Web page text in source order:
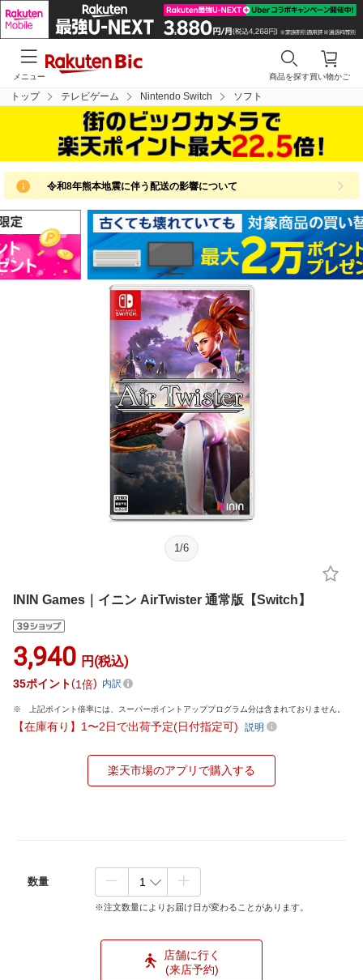
買い物かご
商品を探す
メニュー
トップ テレビゲーム Nintendo Switch ソフト
令和8年熊本地震に伴う配送の影響について
1 /6
ININ Games｜イニン AirTwister 通常版【Switch】
3,940 円(税込)
35ポイント 1倍 内訳
上記ポイント倍率には、スーパーポイントアッププログラム分は含まれておりません。
【在庫有り】1〜2日で出荷予定(日付指定可) 説明
楽天市場のアプリで購入する
数量
※注文数量によりお届け日が変わることがあります。
店舗に行く
(来店予約)